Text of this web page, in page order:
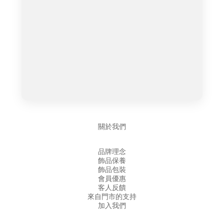
關於我們
品牌理念
飾品保養
飾品包裝
會員優惠
客人反饋
來自門市的支持
加入我們